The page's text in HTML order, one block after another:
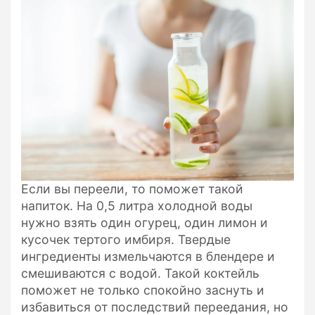
Если вы переели, то поможет такой
напиток. На 0,5 литра холодной воды
нужно взять один огурец, один лимон и
кусочек тертого имбиря. Твердые
ингредиенты измельчаются в блендере и
смешиваются с водой. Такой коктейль
поможет не только спокойно заснуть и
избавиться от последствий переедания, но